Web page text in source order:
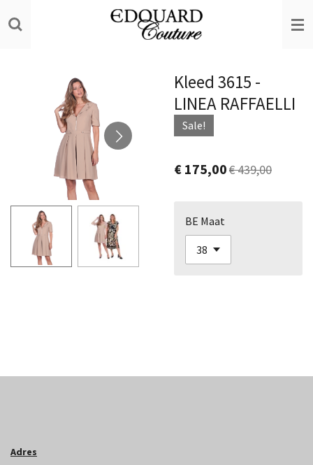
direct
hoofdinhoud
Kleed 3615 -
LINEA RAFFAELLI
Sale!
€ 175,00€ 439,00
BE Maat
Adres